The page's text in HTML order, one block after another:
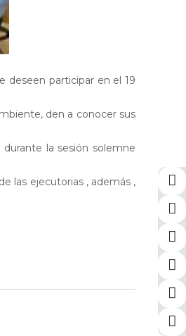
deseen participar en el 19
den a conocer sus
la sesión solemne
las ejecutorias , además ,